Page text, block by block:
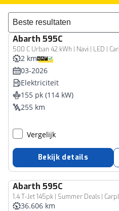
Sorteer resultaten
Abarth 595C
500 C Urban 42 kWh | Navi | LED |
2 km
03-2026
Elektriciteit
155 pk (114 kW)
255 km
Vergelijk
Bekijk details
Abarth 595C
36.606 km